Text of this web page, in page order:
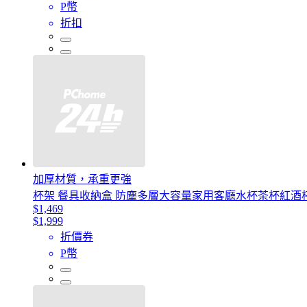
P幣
折扣
加厚材質，承重更強
杯架 餐具收納盒 防塵多層大容量家用客廳水杯茶杯紅酒
$1,469
$1,999
折價券
P幣